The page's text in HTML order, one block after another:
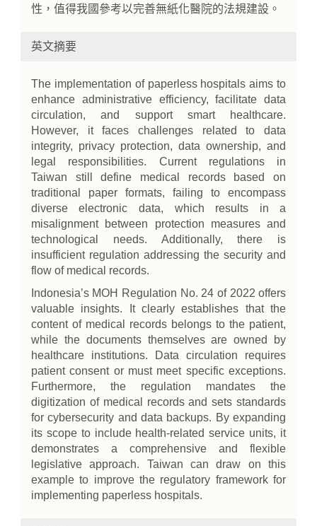
性，值得我國參考以完善無紙化醫院的法規建設。
英文摘要
The implementation of paperless hospitals aims to
enhance administrative efficiency, facilitate data
circulation, and support smart healthcare.
However, it faces challenges related to data
integrity, privacy protection, data ownership, and
legal responsibilities. Current regulations in
Taiwan still define medical records based on
traditional paper formats, failing to encompass
diverse electronic data, which results in a
misalignment between protection measures and
technological needs. Additionally, there is
insufficient regulation addressing the security and
flow of medical records.
Indonesia’s MOH Regulation No. 24 of 2022 offers
valuable insights. It clearly establishes that the
content of medical records belongs to the patient,
while the documents themselves are owned by
healthcare institutions. Data circulation requires
patient consent or must meet specific exceptions.
Furthermore, the regulation mandates the
digitization of medical records and sets standards
for cybersecurity and data backups. By expanding
its scope to include health-related service units, it
demonstrates a comprehensive and flexible
legislative approach. Taiwan can draw on this
example to improve the regulatory framework for
implementing paperless hospitals.